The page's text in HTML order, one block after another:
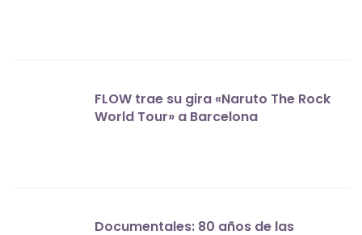
FLOW trae su gira «Naruto The Rock
World Tour» a Barcelona
Documentales: 80 años de las